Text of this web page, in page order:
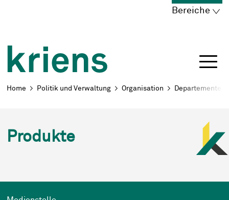
Navigieren in Kriens
Bereiche
Breadcrumb
Home Politik und Verwaltung Organisation Departemente
Produkte